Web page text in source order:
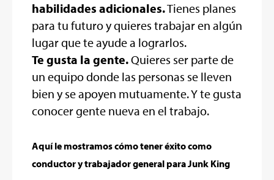
habilidades adicionales.Tienes planes
para tu futuro y quieres trabajar en algún
lugar que te ayude a lograrlos.
Te gusta la gente.Quieres ser parte de
un equipo donde las personas se lleven
bien y se apoyen mutuamente. Y te gusta
conocer gente nueva en el trabajo.
Aquí le mostramos cómo tener éxito como
conductor y trabajador general para Junk King